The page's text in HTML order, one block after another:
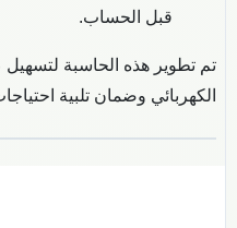
قبل الحساب.
تم تطوير هذه الحاسبة
الكهربائي وضمان تلبية